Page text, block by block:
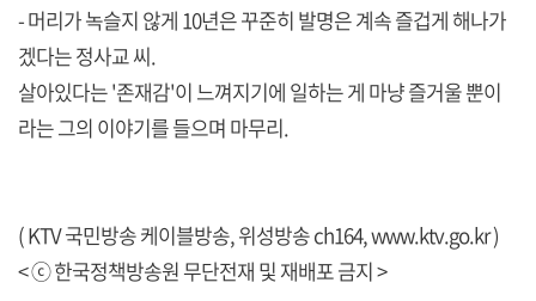
- 머리가 녹슬지 않게 10년은 꾸준히 발명은 계속 즐겁게 해나가
겠다는 정사교 씨.
살아있다는 '존재감'이 느껴지기에 일하는 게 마냥 즐거울 뿐이
라는 그의 이야기를 들으며 마무리.
( KTV 국민방송 케이블방송, 위성방송 ch164,www.ktv.go.kr)
< ⓒ 한국정책방송원 무단전재 및 재배포 금지 >